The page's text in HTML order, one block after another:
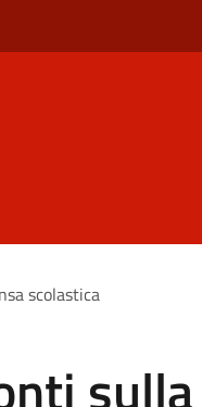
scolastica